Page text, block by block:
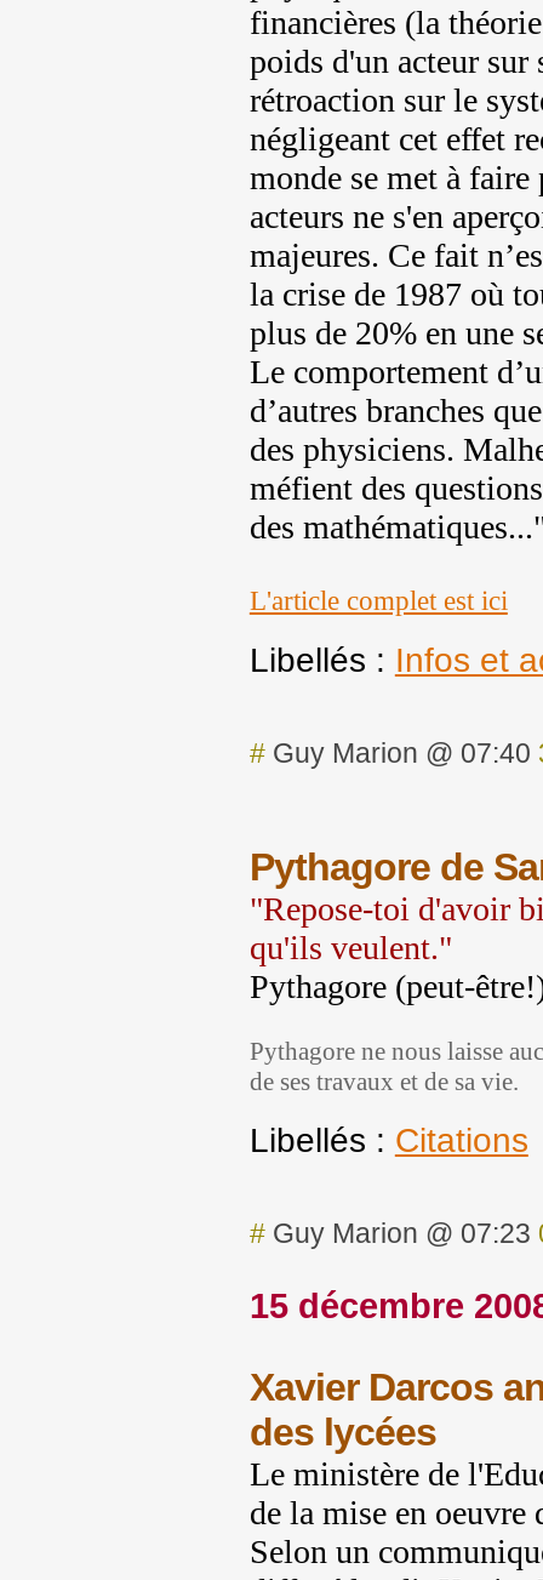
financières (la
poids d'un acteur sur
rétroaction sur le
négligeant cet effet
monde se met à
acteurs ne s'en
majeures. Ce fait
la crise de 1987 où
plus de 20% en une
Le comportement
d’autres branches
des physiciens.
méfient des
des
L'article complet est ici
Libellés : Infos et
#Guy Marion @ 07:40
Pythagore de
"Repose-toi d'avoir
qu'ils veulent."
Pythagore (peut-
Pythagore ne nous laisse
de ses travaux et de sa vie.
Libellés : Citations
#Guy Marion @ 07:23
15 décembre
Xavier Darcos
des lycées
Le ministère de
de la mise en oeuvre
Selon un